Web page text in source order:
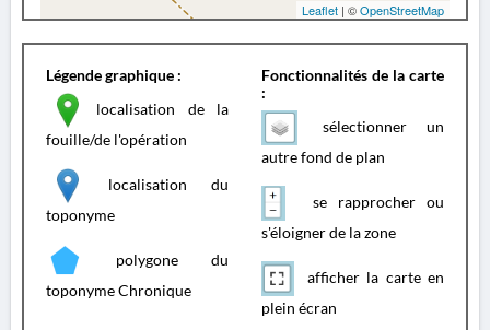
Leaflet | ©OpenStreetMap
Légende graphique :
localisation de la
fouille/de l'opération
localisation du
toponyme
polygone du
toponyme Chronique
Fonctionnalités de la carte
:
sélectionner un
autre fond de plan
se rapprocher ou
s'éloigner de la zone
afficher la carte en
plein écran